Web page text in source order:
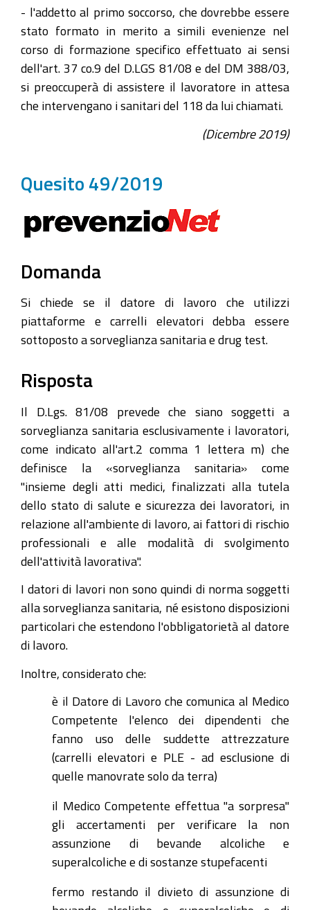
- l'addetto al primo soccorso, che dovrebbe essere
stato formato in merito a simili evenienze nel
corso di formazione specifico effettuato ai sensi
dell'art. 37 co.9 del D.LGS 81/08 e del DM 388/03,
si preoccuperà di assistere il lavoratore in attesa
che intervengano i sanitari del 118 da lui chiamati.
(Dicembre 2019)
Quesito 49/2019
Domanda
Si chiede se il datore di lavoro che utilizzi
piattaforme e carrelli elevatori debba essere
sottoposto a sorveglianza sanitaria e drug test.
Risposta
Il D.Lgs. 81/08 prevede che siano soggetti a
sorveglianza sanitaria esclusivamente i lavoratori,
come indicato all'art.2 comma 1 lettera m) che
definisce la «sorveglianza sanitaria» come
"insieme degli atti medici, finalizzati alla tutela
dello stato di salute e sicurezza dei lavoratori, in
relazione all'ambiente di lavoro, ai fattori di rischio
professionali e alle modalità di svolgimento
dell'attività lavorativa".
I datori di lavori non sono quindi di norma soggetti
alla sorveglianza sanitaria, né esistono disposizioni
particolari che estendono l'obbligatorietà al datore
di lavoro.
Inoltre, considerato che:
è il Datore di Lavoro che comunica al Medico
Competente l'elenco dei dipendenti che
fanno uso delle suddette attrezzature
(carrelli elevatori e PLE - ad esclusione di
quelle manovrate solo da terra)
il Medico Competente effettua "a sorpresa"
gli accertamenti per verificare la non
assunzione di bevande alcoliche e
superalcoliche e di sostanze stupefacenti
fermo restando il divieto di assunzione di